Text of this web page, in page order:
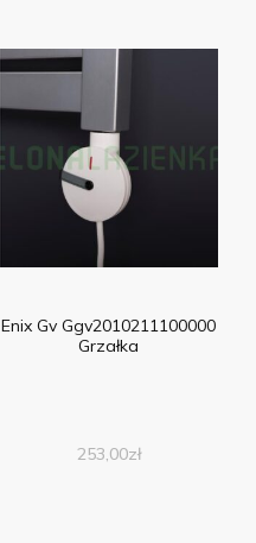
Enix Gv Ggv2010211100000
Grzałka
253,00zł